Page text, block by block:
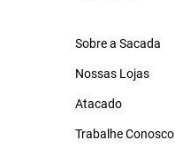
Sobre a Sacada
Nossas Lojas
Atacado
Trabalhe Conosco